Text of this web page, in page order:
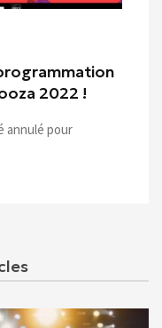
2022 !
annulé pour